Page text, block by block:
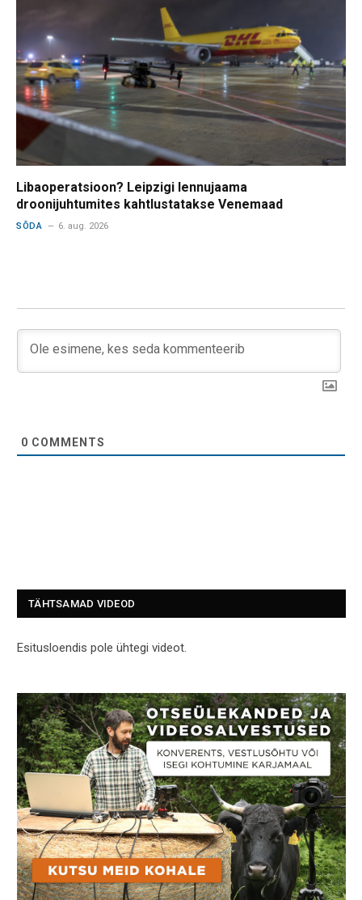
Libaoperatsioon? Leipzigi lennujaama
droonijuhtumites kahtlustatakse Venemaad
SÕDA 6. aug. 2026
0 COMMENTS
TÄHTSAMAD VIDEOD
Esitusloendis pole ühtegi videot.